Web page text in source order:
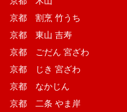
京都 割烹 竹うち
京都 東山 吉寿
京都 ごだん 宮ざわ
京都 じき 宮ざわ
京都 なかじん
京都 二条 やま岸